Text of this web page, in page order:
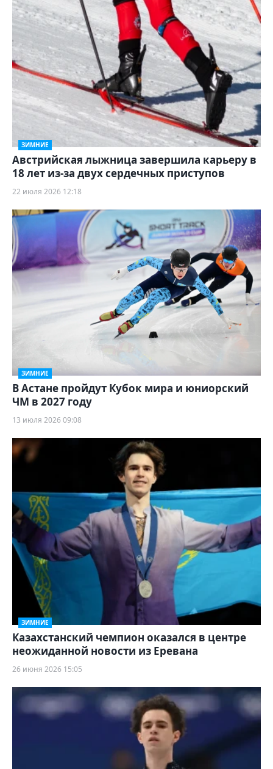
ЗИМНИЕ
Австрийская лыжница завершила карьеру в
18 лет из‑за двух сердечных приступов
22 июля 2026 12:18
ЗИМНИЕ
В Астане пройдут Кубок мира и юниорский
ЧМ в 2027 году
13 июля 2026 09:08
ЗИМНИЕ
Казахстанский чемпион оказался в центре
неожиданной новости из Еревана
26 июня 2026 15:05